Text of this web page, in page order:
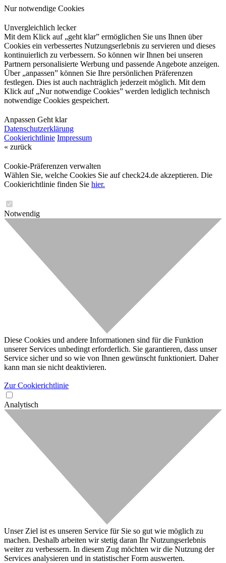
Nur notwendige Cookies
Unvergleichlich lecker
Mit dem Klick auf „geht klar” ermöglichen Sie uns Ihnen über
Cookies ein verbessertes Nutzungserlebnis zu servieren und dieses
kontinuierlich zu verbessern. So können wir Ihnen bei unseren
Partnern personalisierte Werbung und passende Angebote anzeigen.
Über „anpassen” können Sie Ihre persönlichen Präferenzen
festlegen. Dies ist auch nachträglich jederzeit möglich. Mit dem
Klick auf „Nur notwendige Cookies” werden lediglich technisch
notwendige Cookies gespeichert.
Anpassen Geht klar
Datenschutzerklärung
Cookierichtlinie Impressum
« zurück
Cookie-Präferenzen verwalten
Wählen Sie, welche Cookies Sie auf check24.de akzeptieren. Die
Cookierichtlinie finden Sie hier.
Notwendig
Diese Cookies und andere Informationen sind für die Funktion
unserer Services unbedingt erforderlich. Sie garantieren, dass unser
Service sicher und so wie von Ihnen gewünscht funktioniert. Daher
kann man sie nicht deaktivieren.
Zur Cookierichtlinie
Analytisch
Unser Ziel ist es unseren Service für Sie so gut wie möglich zu
machen. Deshalb arbeiten wir stetig daran Ihr Nutzungserlebnis
weiter zu verbessern. In diesem Zug möchten wir die Nutzung der
Services analysieren und in statistischer Form auswerten.